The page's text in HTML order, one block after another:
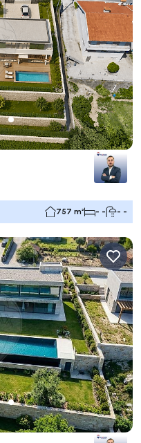
757 m² - - - -